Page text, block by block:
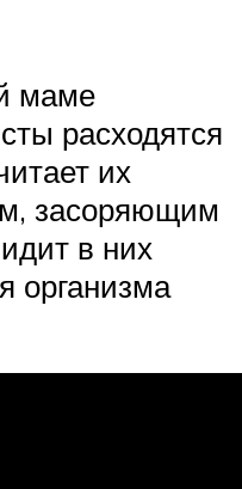
маме
расходятся
их
засоряющим
в них
организма